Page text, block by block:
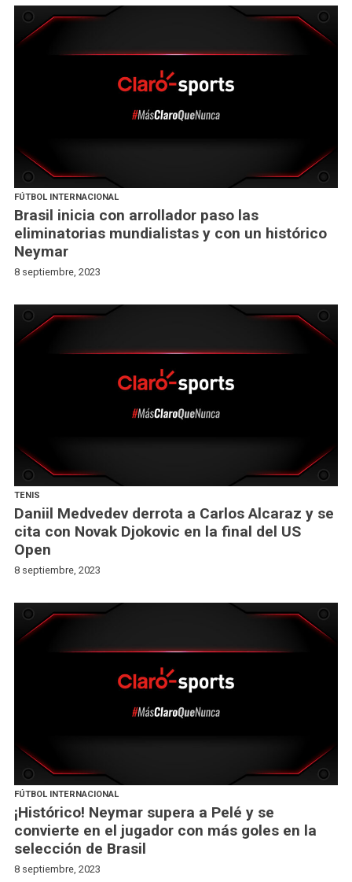
FÚTBOL INTERNACIONAL
Brasil inicia con arrollador paso las
eliminatorias mundialistas y con un histórico
Neymar
8 septiembre, 2023
TENIS
Daniil Medvedev derrota a Carlos Alcaraz y se
cita con Novak Djokovic en la final del US
Open
8 septiembre, 2023
FÚTBOL INTERNACIONAL
¡Histórico! Neymar supera a Pelé y se
convierte en el jugador con más goles en la
selección de Brasil
8 septiembre, 2023